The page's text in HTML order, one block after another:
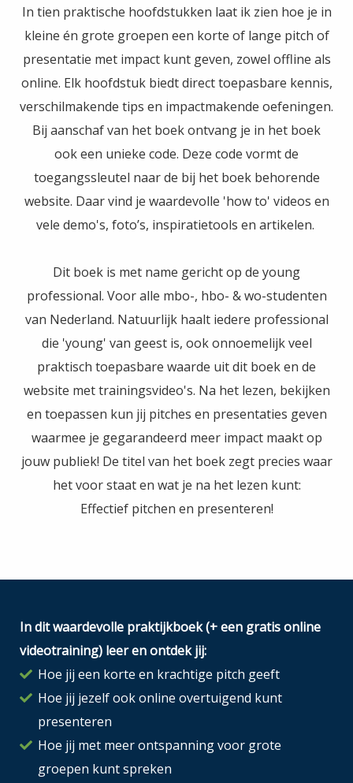
In tien praktische hoofdstukken laat ik zien hoe je in
kleine én grote groepen een korte of lange pitch of
presentatie met impact kunt geven, zowel offline als
online. Elk hoofdstuk biedt direct toepasbare kennis,
verschilmakende tips en impactmakende oefeningen.
Bij aanschaf van het boek ontvang je in het boek
ook een unieke code. Deze code vormt de
toegangssleutel naar de bij het boek behorende
website. Daar vind je waardevolle 'how to' videos en
vele demo's, foto’s, inspiratietools en artikelen.
Dit boek is met name gericht op de young
professional. Voor alle mbo-, hbo- & wo-studenten
van Nederland. Natuurlijk haalt iedere professional
die 'young' van geest is, ook onnoemelijk veel
praktisch toepasbare waarde uit dit boek en de
website met trainingsvideo's. Na het lezen, bekijken
en toepassen kun jij pitches en presentaties geven
waarmee je gegarandeerd meer impact maakt op
jouw publiek! De titel van het boek zegt precies waar
het voor staat en wat je na het lezen kunt:
Effectief pitchen en presenteren!
In dit waardevolle praktijkboek (+ een gratis online
videotraining) leer en ontdek jij:
Hoe jij een korte en krachtige pitch geeft
Hoe jij jezelf ook online overtuigend kunt
presenteren
Hoe jij met meer ontspanning voor grote
groepen kunt spreken